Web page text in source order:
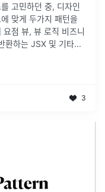
고민하던 중, 디자인
맞게 두가지 패턴을
점 뷰, 뷰 로직 비즈니
환하는 JSX 및 기타...
3